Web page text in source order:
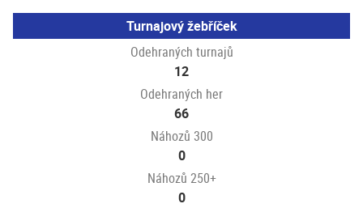
Turnajový žebříček
Odehraných turnajů
12
Odehraných her
66
Náhozů 300
0
Náhozů 250+
0